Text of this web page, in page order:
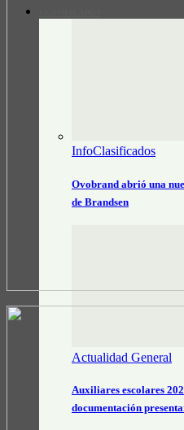
InfoClasificados
Ovobrand abrió una
de Brandsen
Actualidad General
Auxiliares escolares
documentación